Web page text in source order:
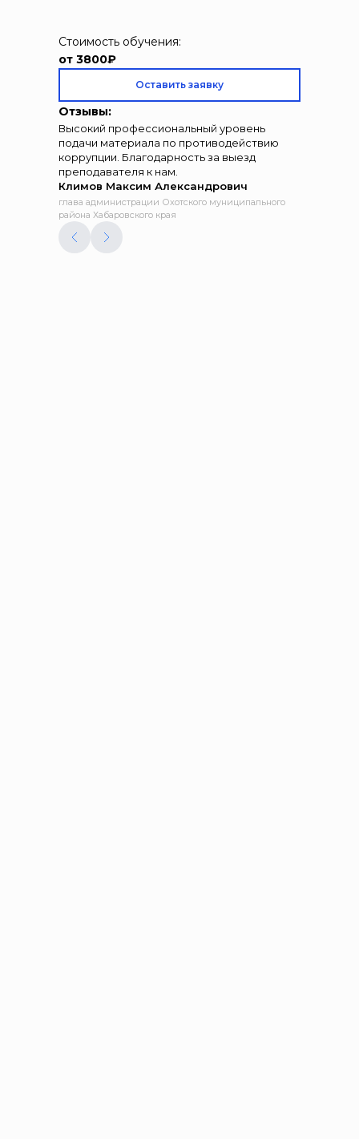
Стоимость обучения:
от 3800₽
Оставить заявку
Отзывы:
Высокий профессиональный уровень
подачи материала по противодействию
коррупции. Благодарность за выезд
преподавателя к нам.
Климов Максим Александрович
глава администрации Охотского муниципального
района Хабаровского края